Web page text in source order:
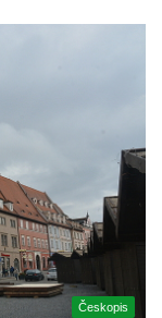
Českopis